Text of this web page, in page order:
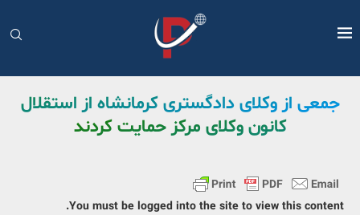
جمعی از وکلای دادگستری کرمانشاه از استقلال
کانون وکلای مرکز حمایت کردند
You must be logged into the site to view this content.